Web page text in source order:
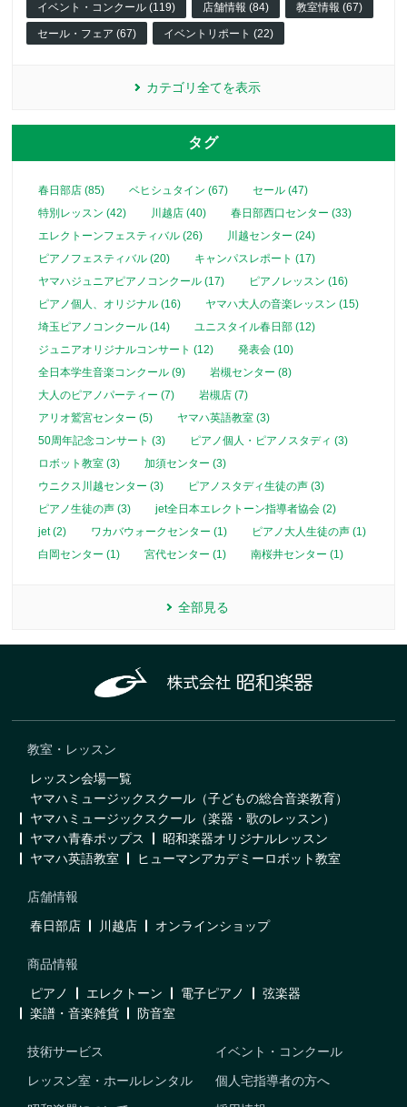
イベント・コンクール (119) 店舗情報 (84) 教室情報 (67)
セール・フェア (67) イベントリポート (22)
カテゴリ全てを表示
タグ
春日部店 (85) ベヒシュタイン (67)
セール (47)
特別レッスン (42)
川越店 (40)
春日部西口センター (33)
エレクトーンフェスティバル (26)
川越センター (24)
ピアノフェスティバル (20)
キャンパスレポート (17)
ヤマハジュニアピアノコンクール (17)
ピアノレッスン (16)
ピアノ個人、オリジナル (16)
ヤマハ大人の音楽レッスン (15)
埼玉ピアノコンクール (14)
ユニスタイル春日部 (12)
ジュニアオリジナルコンサート (12)
発表会 (10)
全日本学生音楽コンクール (9)
岩槻センター (8)
大人のピアノパーティー (7)
岩槻店 (7)
アリオ鷲宮センター (5)
ヤマハ英語教室 (3)
50周年記念コンサート (3)
ピアノ個人・ピアノスタディ (3)
ロボット教室 (3)
加須センター (3)
ウニクス川越センター (3)
ピアノスタディ生徒の声 (3)
ピアノ生徒の声 (3)
jet全日本エレクトーン指導者協会 (2)
jet (2)
ワカバウォークセンター (1)
ピアノ大人生徒の声 (1)
白岡センター (1)
宮代センター (1) 南桜井センター (1)
全部見る
教室・レッスン
レッスン会場一覧
ヤマハミュージックスクール（子どもの総合音楽教育）
ヤマハミュージックスクール（楽器・歌のレッスン）
ヤマハ青春ポップス
昭和楽器オリジナルレッスン
ヤマハ英語教室
ヒューマンアカデミーロボット教室
店舗情報
春日部店
川越店 オンラインショップ
商品情報
ピアノ
エレクトーン 電子ピアノ
弦楽器
楽譜・音楽雑貨
防音室
技術サービス
イベント・コンクール
レッスン室・ホールレンタル
個人宅指導者の方へ